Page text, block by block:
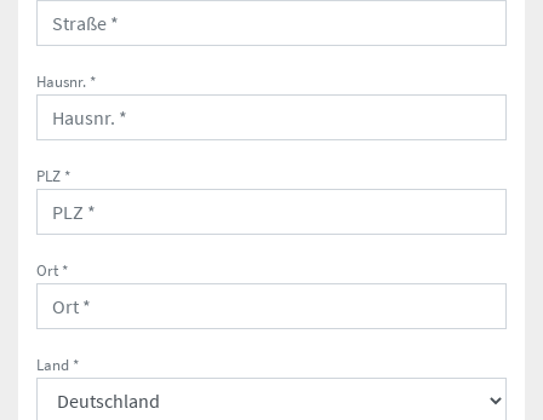
Hausnr. *
PLZ *
Ort *
Land *